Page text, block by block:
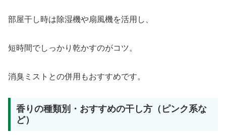
部屋干し時は除湿機や扇風機を活用し、
短時間でしっかり乾かすのがコツ。
消臭ミストとの併用もおすすめです。
香りの種類別・おすすめの干し方（ピンク系な
ど）